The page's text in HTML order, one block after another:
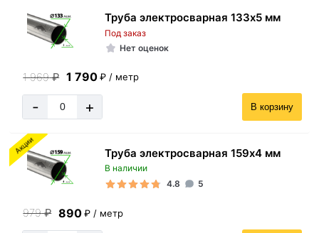
Труба электросварная 133х5 мм
Под заказ
Нет оценок
1 969₽ 1 790 ₽ / метр
- + В корзину
Акции Труба электросварная 159х4 мм
В наличии
4.8
5
979₽ 890 ₽ / метр